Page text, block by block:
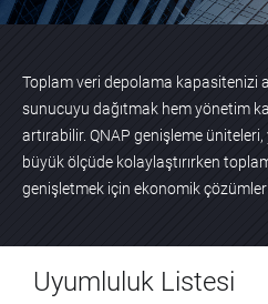
Toplam veri depolama kapasitenizi
sunucuyu dağıtmak hem yönetim
artırabilir. QNAP genişleme
büyük ölçüde kolaylaştırırken
genişletmek için ekonomik çözümler
Uyumluluk Listesi